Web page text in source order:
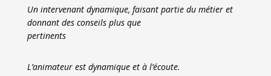
Un intervenant dynamique, faisant partie du métier et
donnant des conseils plus que
pertinents
L’animateur est dynamique et à l’écoute.